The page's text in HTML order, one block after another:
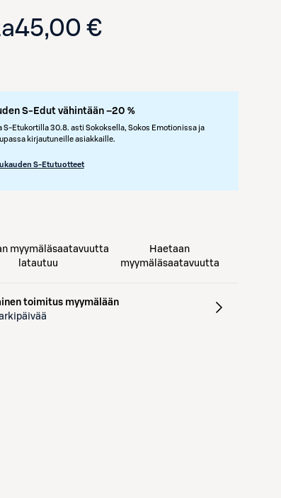
45,00 €
S-Edut vähintään –20 %
S-Etukortilla 30.8. asti Sokoksella, Sokos Emotionissa ja
kirjautuneille asiakkaille.
S-Etutuotteet
myymäläsaatavuutta
latautuu
Haetaan
myymäläsaatavuutta
toimitus myymälään